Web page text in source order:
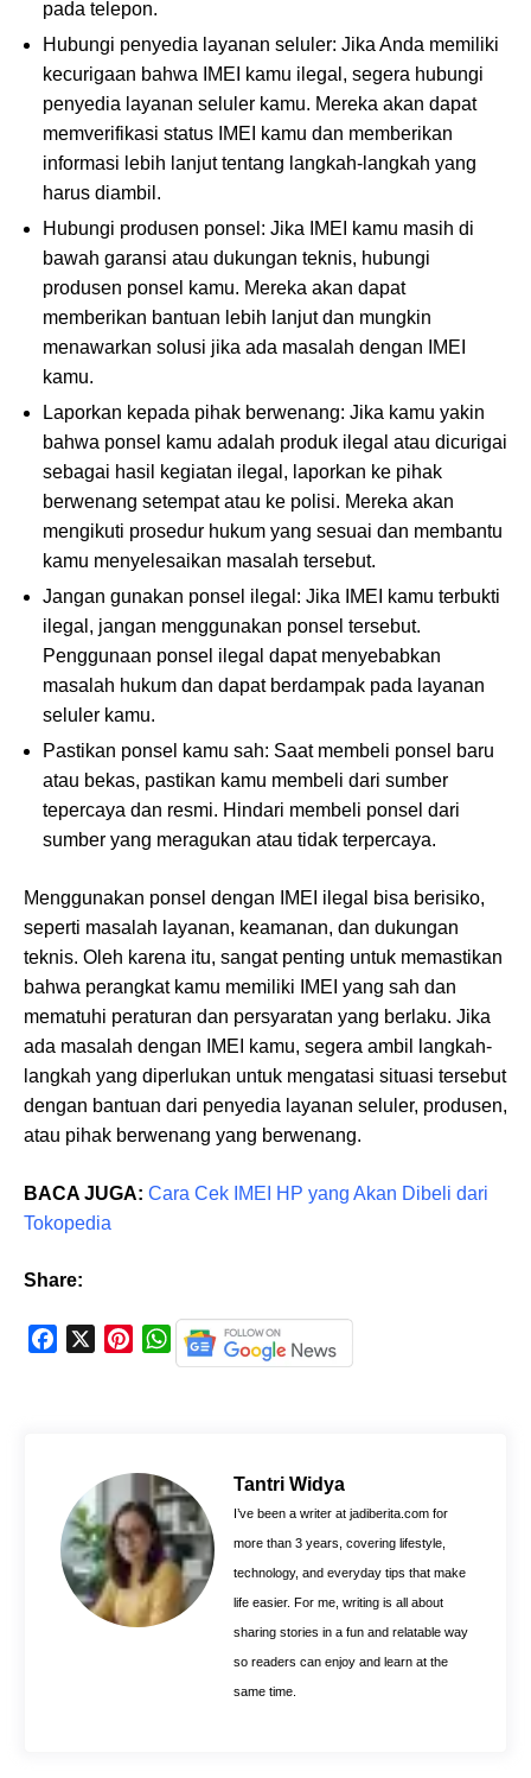
pada telepon.
Hubungi penyedia layanan seluler: Jika Anda memiliki
kecurigaan bahwa IMEI kamu ilegal, segera hubungi
penyedia layanan seluler kamu. Mereka akan dapat
memverifikasi status IMEI kamu dan memberikan
informasi lebih lanjut tentang langkah-langkah yang
harus diambil.
Hubungi produsen ponsel: Jika IMEI kamu masih di
bawah garansi atau dukungan teknis, hubungi
produsen ponsel kamu. Mereka akan dapat
memberikan bantuan lebih lanjut dan mungkin
menawarkan solusi jika ada masalah dengan IMEI
kamu.
Laporkan kepada pihak berwenang: Jika kamu yakin
bahwa ponsel kamu adalah produk ilegal atau dicurigai
sebagai hasil kegiatan ilegal, laporkan ke pihak
berwenang setempat atau ke polisi. Mereka akan
mengikuti prosedur hukum yang sesuai dan membantu
kamu menyelesaikan masalah tersebut.
Jangan gunakan ponsel ilegal: Jika IMEI kamu terbukti
ilegal, jangan menggunakan ponsel tersebut.
Penggunaan ponsel ilegal dapat menyebabkan
masalah hukum dan dapat berdampak pada layanan
seluler kamu.
Pastikan ponsel kamu sah: Saat membeli ponsel baru
atau bekas, pastikan kamu membeli dari sumber
tepercaya dan resmi. Hindari membeli ponsel dari
sumber yang meragukan atau tidak terpercaya.
Menggunakan ponsel dengan IMEI ilegal bisa berisiko,
seperti masalah layanan, keamanan, dan dukungan
teknis. Oleh karena itu, sangat penting untuk memastikan
bahwa perangkat kamu memiliki IMEI yang sah dan
mematuhi peraturan dan persyaratan yang berlaku. Jika
ada masalah dengan IMEI kamu, segera ambil langkah-
langkah yang diperlukan untuk mengatasi situasi tersebut
dengan bantuan dari penyedia layanan seluler, produsen,
atau pihak berwenang yang berwenang.
BACA JUGA: Cara Cek IMEI HP yang Akan Dibeli dari
Tokopedia
Share:
k
e
s
t
W
h
A
p
p
Tantri Widya
I’ve been a writer at jadiberita.com for
more than 3 years, covering lifestyle,
technology, and everyday tips that make
life easier. For me, writing is all about
sharing stories in a fun and relatable way
so readers can enjoy and learn at the
same time.